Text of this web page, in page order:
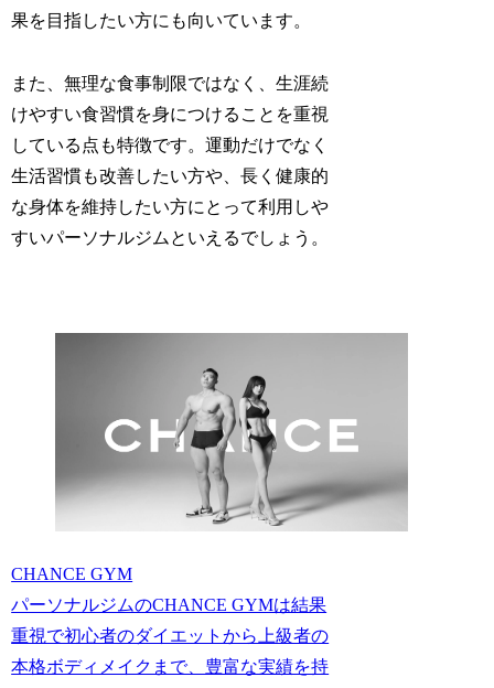
果を目指したい方にも向いています。
また、無理な食事制限ではなく、生涯続
けやすい食習慣を身につけることを重視
している点も特徴です。運動だけでなく
生活習慣も改善したい方や、長く健康的
な身体を維持したい方にとって利用しや
すいパーソナルジムといえるでしょう。
CHANCE GYM
パーソナルジムのCHANCE GYMは結果
重視で初心者のダイエットから上級者の
本格ボディメイクまで、豊富な実績を持